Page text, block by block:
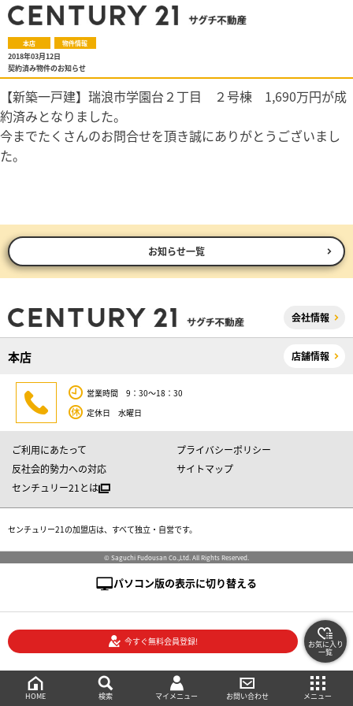
本店 物件情報
2018年03月12日
契約済み物件のお知らせ
【新築一戸建】瑞浪市学園台２丁目 ２号棟 1,690万円が成
約済みとなりました。
今までたくさんのお問合せを頂き誠にありがとうございまし
た。
お知らせ一覧
会社情報
本店 店舗情報
営業時間 9：30～18：30
定休日 水曜日
ご利用にあたって
プライバシーポリシー
反社会的勢力への対応
サイトマップ
センチュリー21とは
センチュリー21の加盟店は、すべて独立・自営です。
© Saguchi Fudousan Co.,Ltd. All Rights Reserved.
パソコン版の表示に切り替える
HOME 検索 マイメニュー お問い合わせ メニュー
今すぐ無料会員登録! お気に入り
一覧
絞り込み検索
メニュー
ご相談・お問い合わせ